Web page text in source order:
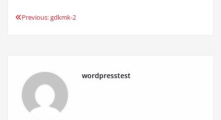
投
ビ
ゲ
Previous:gdkmk-2
wordpresstest